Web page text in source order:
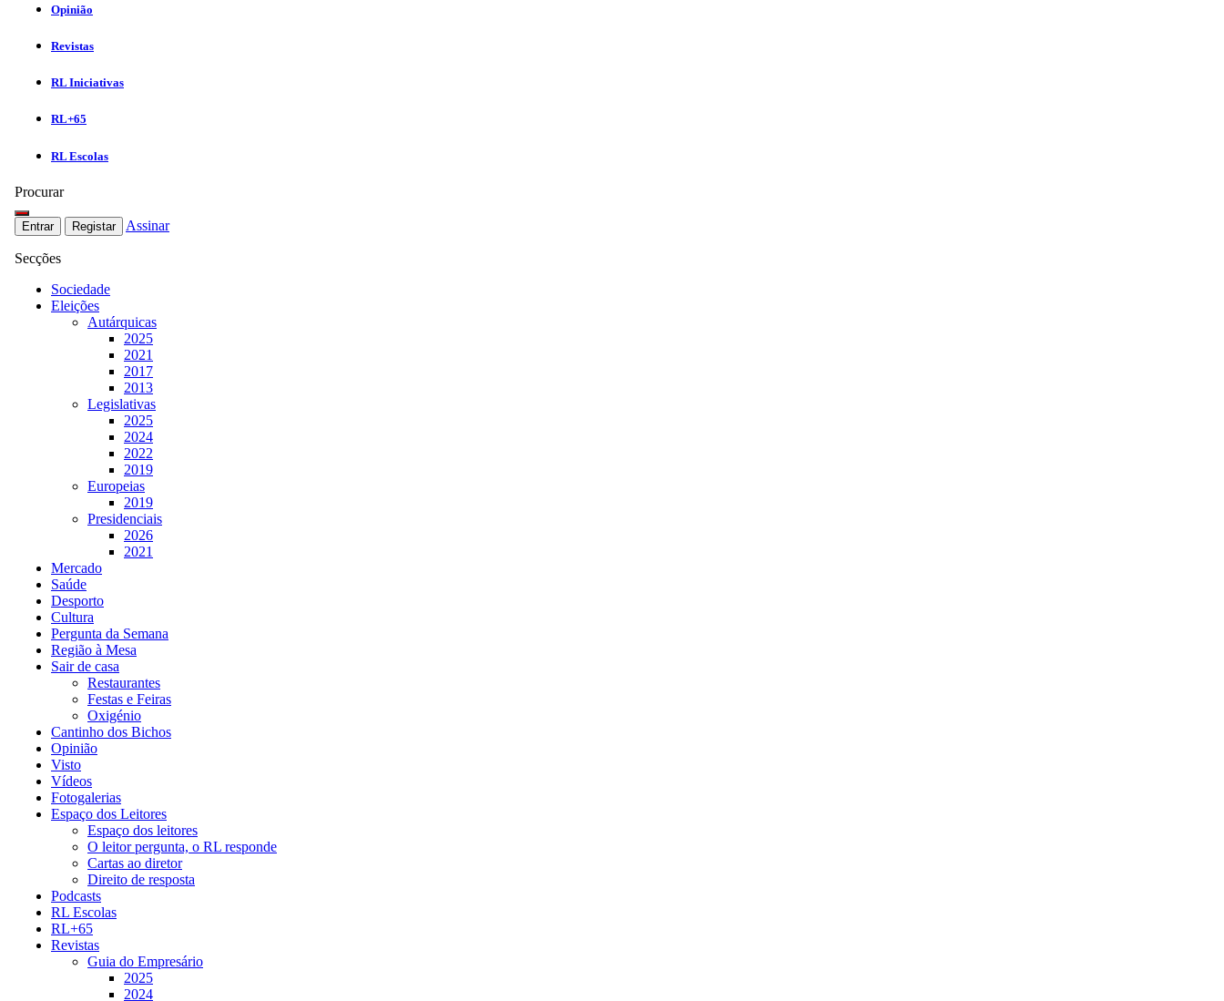
Opinião
Revistas
RL Iniciativas
RL+65
RL Escolas
Procurar
Entrar Registar Assinar
Secções
Sociedade
Eleições
Autárquicas
2025
2021
2017
2013
Legislativas
2025
2024
2022
2019
Europeias
2019
Presidenciais
2026
2021
Mercado
Saúde
Desporto
Cultura
Pergunta da Semana
Região à Mesa
Sair de casa
Restaurantes
Festas e Feiras
Oxigénio
Cantinho dos Bichos
Opinião
Visto
Vídeos
Fotogalerias
Espaço dos Leitores
Espaço dos leitores
O leitor pergunta, o RL responde
Cartas ao diretor
Direito de resposta
Podcasts
RL Escolas
RL+65
Revistas
Guia do Empresário
2025
2024